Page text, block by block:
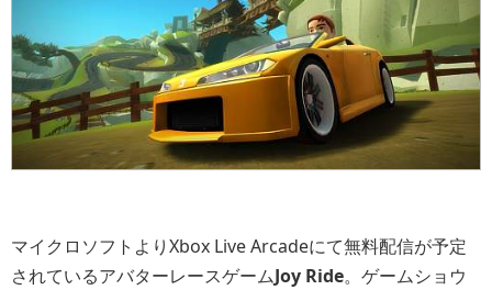
マイクロソフトよりXbox Live Arcadeにて無料配信が予定
されているアバターレースゲームJoy Ride。ゲームショウ